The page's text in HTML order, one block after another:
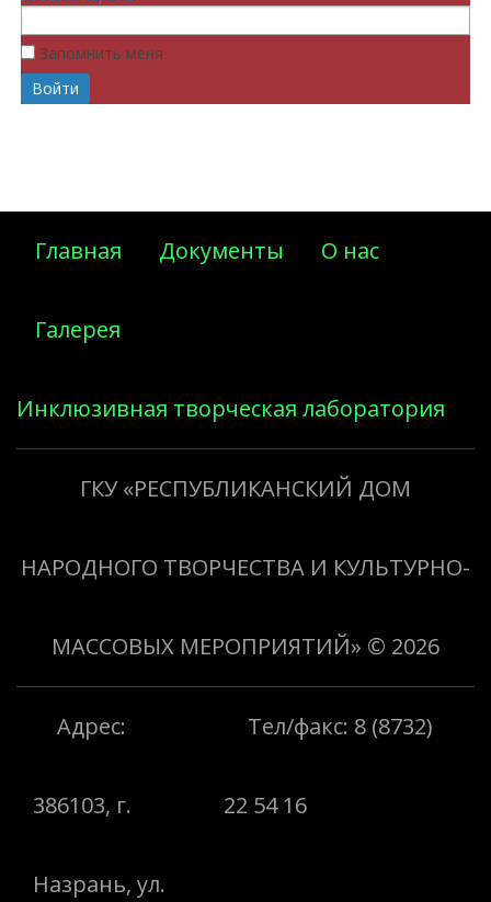
Запомнить меня
Главная Документы О нас
Галерея
Инклюзивная творческая лаборатория
«Творить добро»
ГКУ «РЕСПУБЛИКАНСКИЙ ДОМ
НАРОДНОГО ТВОРЧЕСТВА И КУЛЬТУРНО-
МАССОВЫХ МЕРОПРИЯТИЙ» © 2026
Адрес:
386103, г.
Назрань, ул.
Тел/факс: 8 (8732)
22 54 16